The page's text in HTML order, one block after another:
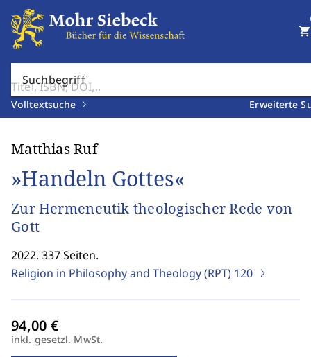
Suchbegriff
Volltextsuche Erweiterte
shopping_cart
Matthias Ruf
»Handeln Gottes«
Zur Hermeneutik theologischer Rede von
Gott
2022. 337 Seiten.
Religion in Philosophy and Theology (RPT) 120
inkl. gesetzl. MwSt.